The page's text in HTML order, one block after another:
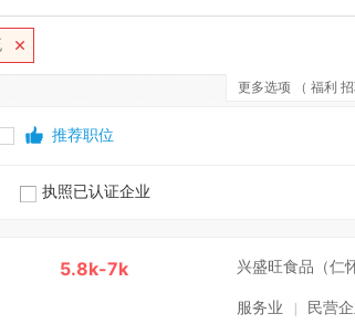
更多选项 （ 福利
推荐职位
执照已认证企业
5.8k-7k 兴盛旺食品（仁
服务业 民营